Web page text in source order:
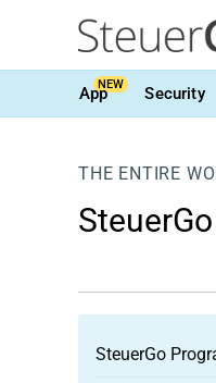
AppNEW Security
THE ENTIRE
SteuerGo